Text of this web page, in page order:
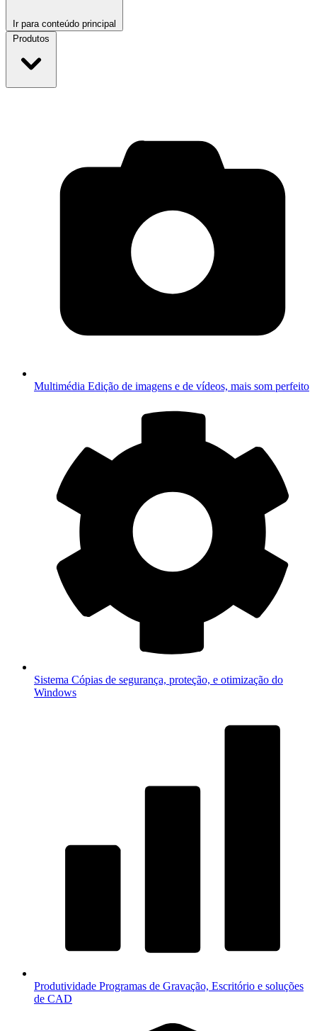
Ir para conteúdo principal
Produtos
Multimédia Edição de imagens e de vídeos, mais som perfeito
Sistema Cópias de segurança, proteção, e otimização do
Windows
Produtividade Programas de Gravação, Escritório e soluções
de CAD